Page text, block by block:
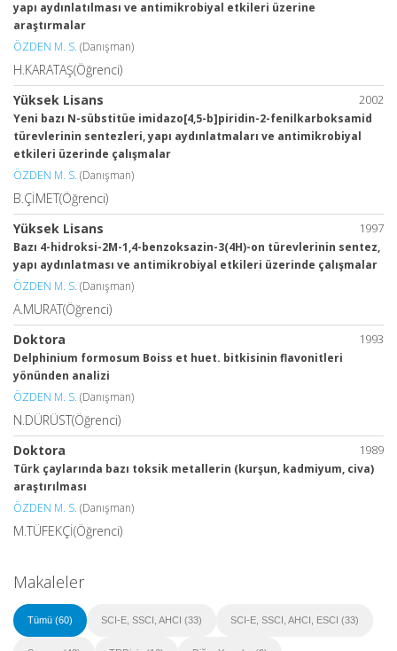
yapı aydınlatılması ve antimikrobiyal etkileri üzerine
araştırmalar
ÖZDEN M. S. (Danışman)
H.KARATAŞ(Öğrenci)
2002
Yüksek Lisans
Yeni bazı N-sübstitüe imidazo[4,5-b]piridin-2-fenilkarboksamid
türevlerinin sentezleri, yapı aydınlatmaları ve antimikrobiyal
etkileri üzerinde çalışmalar
ÖZDEN M. S. (Danışman)
B.ÇİMET(Öğrenci)
1997
Yüksek Lisans
Bazı 4-hidroksi-2M-1,4-benzoksazin-3(4H)-on türevlerinin sentez,
yapı aydınlatması ve antimikrobiyal etkileri üzerinde çalışmalar
ÖZDEN M. S. (Danışman)
A.MURAT(Öğrenci)
1993
Doktora
Delphinium formosum Boiss et huet. bitkisinin flavonitleri
yönünden analizi
ÖZDEN M. S. (Danışman)
N.DÜRÜST(Öğrenci)
1989
Doktora
Türk çaylarında bazı toksik metallerin (kurşun, kadmiyum, civa)
araştırılması
ÖZDEN M. S. (Danışman)
M.TÜFEKÇİ(Öğrenci)
Makaleler
Tümü (60) SCI-E, SSCI, AHCI (33) SCI-E, SSCI, AHCI, ESCI (33)